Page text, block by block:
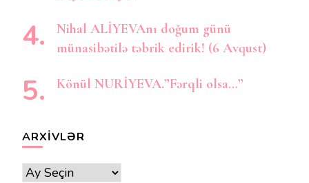
Nihal ALİYEVAnı doğum günü
münasibətilə təbrik edirik! (6 Avqust)
Könül NURİYEVA.”Fərqli olsa…”
ARXIVLƏR
Arxivlər